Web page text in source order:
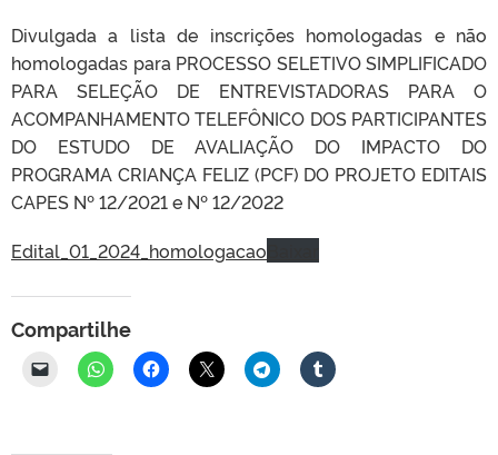
Divulgada a lista de inscrições homologadas e não
homologadas para PROCESSO SELETIVO SIMPLIFICADO
PARA SELEÇÃO DE ENTREVISTADORAS PARA O
ACOMPANHAMENTO TELEFÔNICO DOS PARTICIPANTES
DO ESTUDO DE AVALIAÇÃO DO IMPACTO DO
PROGRAMA CRIANÇA FELIZ (PCF) DO PROJETO EDITAIS
CAPES Nº 12/2021 e Nº 12/2022
Edital_01_2024_homologacao
Compartilhe